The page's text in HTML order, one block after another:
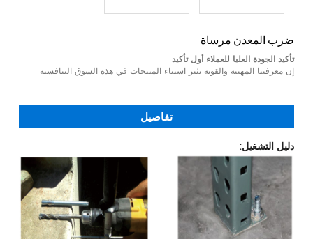
ضرب المعدن مرساة
تأكيد الجودة العليا للعملاء أول تأكيد
إن معرفتنا المهنية والقوية تثير استياء المنتجات في هذه السوق التنافسية
تفاصيل
دليل التشغيل: